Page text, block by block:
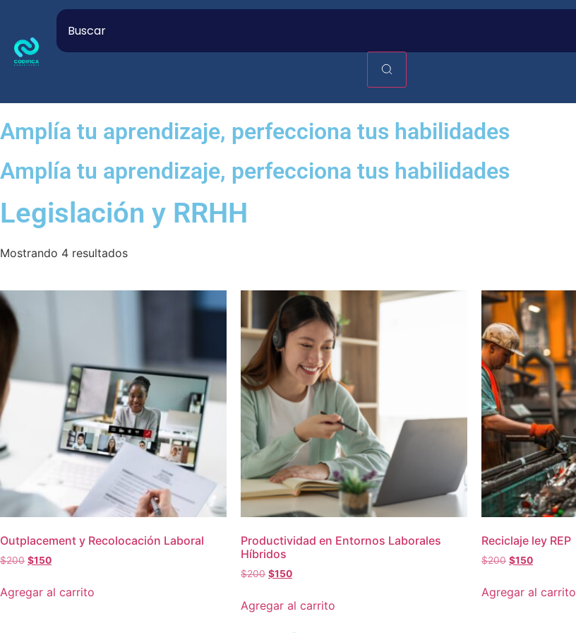
Amplía tu aprendizaje, perfecciona tus habilidades
Amplía tu aprendizaje, perfecciona tus habilidades
Legislación y RRHH
Mostrando 4 resultados
Outplacement y Recolocación Laboral
$200 $150
Agregar al carrito
Productividad en Entornos Laborales
Híbridos
$200 $150
Agregar al carrito
Reciclaje ley REP
$200 $150
Agregar al carrito